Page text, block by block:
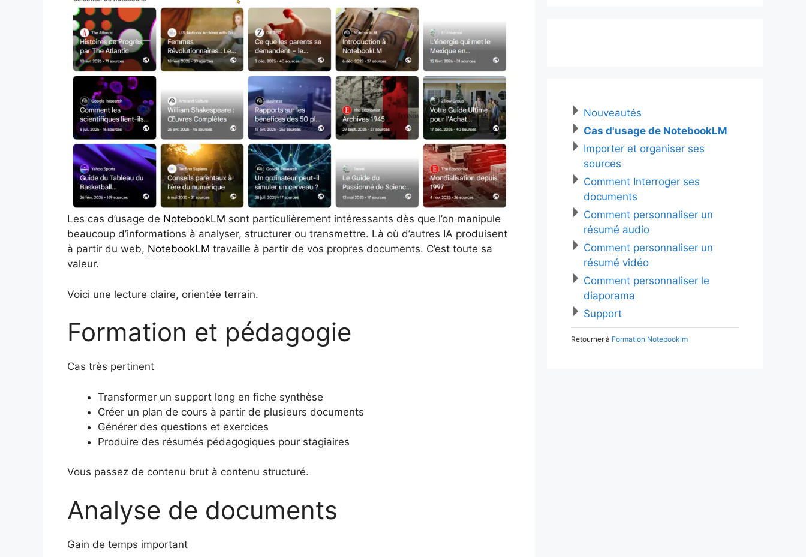
Les cas d’usage de NotebookLM sont particulièrement intéressants dès que l’on manipule
beaucoup d’informations à analyser, structurer ou transmettre. Là où d’autres IA produisent
à partir du web, NotebookLM travaille à partir de vos propres documents. C’est toute sa
valeur.
Voici une lecture claire, orientée terrain.
Formation et pédagogie
Cas très pertinent
Transformer un support long en fiche synthèse
Créer un plan de cours à partir de plusieurs documents
Générer des questions et exercices
Produire des résumés pédagogiques pour stagiaires
Vous passez de contenu brut à contenu structuré.
Analyse de documents
Gain de temps important
Nouveautés
Cas d'usage de NotebookLM
Importer et organiser ses
sources
Comment Interroger ses
documents
Comment personnaliser un
résumé audio
Comment personnaliser un
résumé vidéo
Comment personnaliser le
diaporama
Support
Retourner à Formation Notebooklm